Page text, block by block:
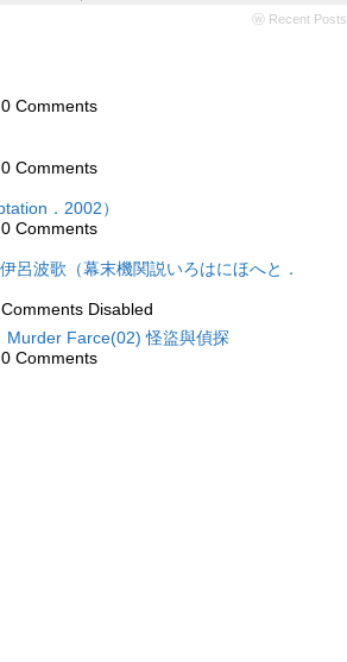
ⓦ Recent Posts
Comments
Comments
．2002）
Comments
呂波歌（幕末機関説いろはにほへと．
Disabled
Murder Farce(02) 怪盜與偵探
Comments